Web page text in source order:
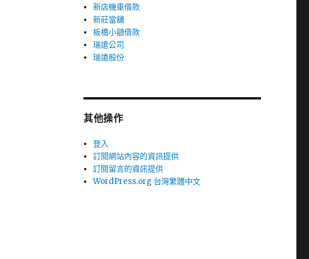
新店機車借款
新莊當舖
板橋小額借款
瑞遠公司
瑞遠股份
其他操作
登入
訂閱網站內容的資訊提供
訂閱留言的資訊提供
WordPress.org 台灣繁體中文